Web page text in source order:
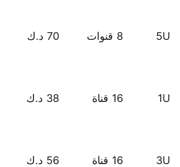
5U 8 قنوات 70 د.ك
1U 16 قناة 38 د.ك
3U 16 قناة 56 د.ك